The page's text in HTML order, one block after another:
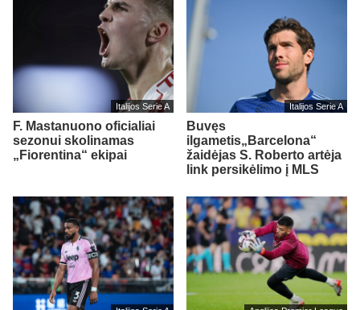
Italijos Serie A
F. Mastanuono oficialiai
sezonui skolinamas
„Fiorentina“ ekipai
Italijos Serie A
Buvęs
ilgametis„Barcelona“
žaidėjas S. Roberto artėja
link persikėlimo į MLS